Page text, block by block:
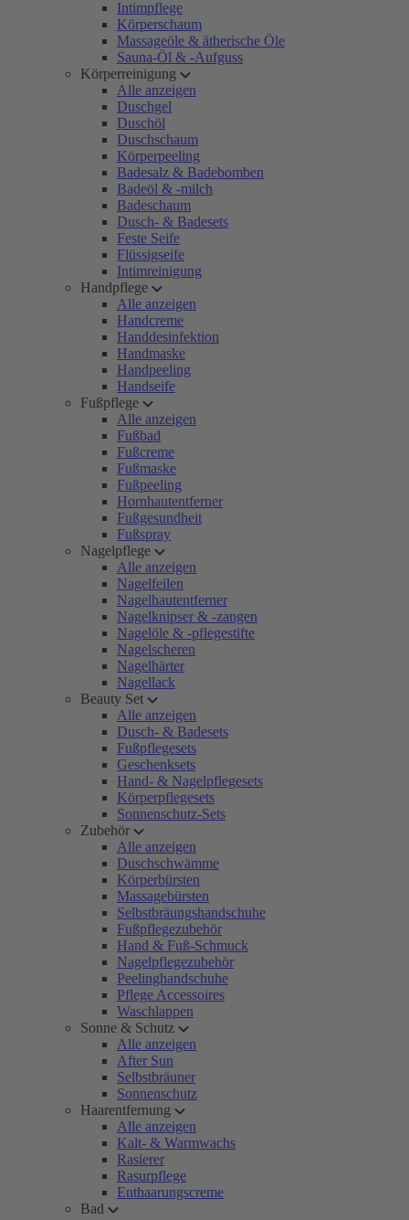
Intimpflege
Körperschaum
Massageöle & ätherische Öle
Sauna-Öl & -Aufguss
Körperreinigung
Alle anzeigen
Duschgel
Duschöl
Duschschaum
Körperpeeling
Badesalz & Badebomben
Badeöl & -milch
Badeschaum
Dusch- & Badesets
Feste Seife
Flüssigseife
Intimreinigung
Handpflege
Alle anzeigen
Handcreme
Handdesinfektion
Handmaske
Handpeeling
Handseife
Fußpflege
Alle anzeigen
Fußbad
Fußcreme
Fußmaske
Fußpeeling
Hornhautentferner
Fußgesundheit
Fußspray
Nagelpflege
Alle anzeigen
Nagelfeilen
Nagelhautentferner
Nagelknipser & -zangen
Nagelöle & -pflegestifte
Nagelscheren
Nagelhärter
Nagellack
Beauty Set
Alle anzeigen
Dusch- & Badesets
Fußpflegesets
Geschenksets
Hand- & Nagelpflegesets
Körperpflegesets
Sonnenschutz-Sets
Zubehör
Alle anzeigen
Duschschwämme
Körperbürsten
Massagebürsten
Selbstbräungshandschuhe
Fußpflegezubehör
Hand & Fuß-Schmuck
Nagelpflegezubehör
Peelinghandschuhe
Pflege Accessoires
Waschlappen
Sonne & Schutz
Alle anzeigen
After Sun
Selbstbräuner
Sonnenschutz
Haarentfernung
Alle anzeigen
Kalt- & Warmwachs
Rasierer
Rasurpflege
Enthaarungscreme
Bad